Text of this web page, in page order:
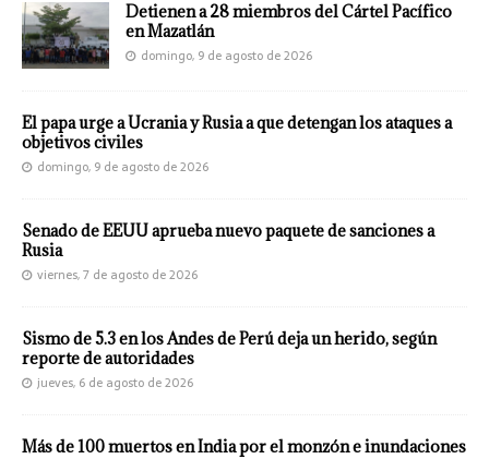
Detienen a 28 miembros del Cártel Pacífico
en Mazatlán
domingo, 9 de agosto de 2026
El papa urge a Ucrania y Rusia a que detengan los ataques a
objetivos civiles
domingo, 9 de agosto de 2026
Senado de EEUU aprueba nuevo paquete de sanciones a
Rusia
viernes, 7 de agosto de 2026
Sismo de 5.3 en los Andes de Perú deja un herido, según
reporte de autoridades
jueves, 6 de agosto de 2026
Más de 100 muertos en India por el monzón e inundaciones